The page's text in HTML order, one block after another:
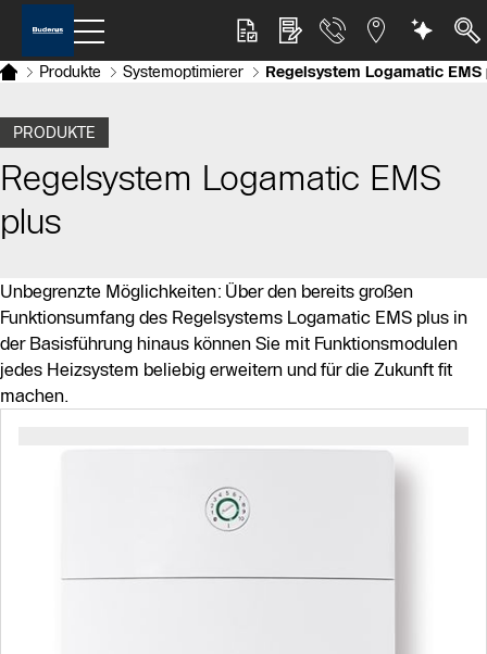
Produkte Systemoptimierer Regelsystem Logamatic EMS
PRODUKTE
Regelsystem Logamatic EMS
plus
Unbegrenzte Möglichkeiten: Über den bereits großen
Funktionsumfang des Regelsystems Logamatic EMS plus in
der Basisführung hinaus können Sie mit Funktionsmodulen
jedes Heizsystem beliebig erweitern und für die Zukunft fit
machen.